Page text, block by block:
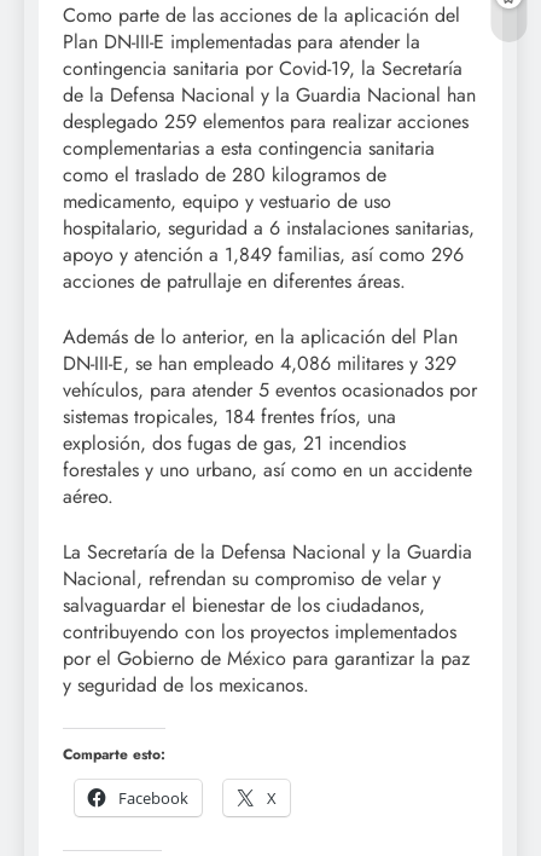
Como parte de las acciones de la aplicación del
Plan DN-III-E implementadas para atender la
contingencia sanitaria por Covid-19, la Secretaría
de la Defensa Nacional y la Guardia Nacional han
desplegado 259 elementos para realizar acciones
complementarias a esta contingencia sanitaria
como el traslado de 280 kilogramos de
medicamento, equipo y vestuario de uso
hospitalario, seguridad a 6 instalaciones sanitarias,
apoyo y atención a 1,849 familias, así como 296
acciones de patrullaje en diferentes áreas.
Además de lo anterior, en la aplicación del Plan
DN-III-E, se han empleado 4,086 militares y 329
vehículos, para atender 5 eventos ocasionados por
sistemas tropicales, 184 frentes fríos, una
explosión, dos fugas de gas, 21 incendios
forestales y uno urbano, así como en un accidente
aéreo.
La Secretaría de la Defensa Nacional y la Guardia
Nacional, refrendan su compromiso de velar y
salvaguardar el bienestar de los ciudadanos,
contribuyendo con los proyectos implementados
por el Gobierno de México para garantizar la paz
y seguridad de los mexicanos.
Comparte esto:
Facebook
X